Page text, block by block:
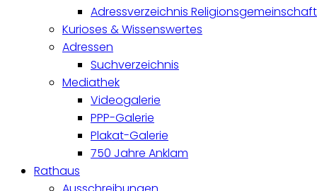
Adressverzeichnis
Kurioses & Wissenswertes
Adressen
Suchverzeichnis
Mediathek
Videogalerie
PPP-Galerie
Plakat-Galerie
750 Jahre Anklam
Rathaus